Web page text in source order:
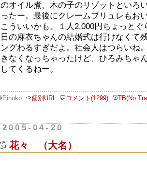
のオイル煮、木の子のリゾットといろ
ったー。最後にクレームブリュレもお
こういいかも。１人2,000円ちょっと
日の麻衣ちゃんの結婚式は行けなくて
ングわるすぎだよ。社会人はつらいね
きなくなっちゃったけど、ひろみちゃ
してくるねー。
Pinoko 個別URL コメント(1299) TB(No
2005-04-20
花々 （大名）